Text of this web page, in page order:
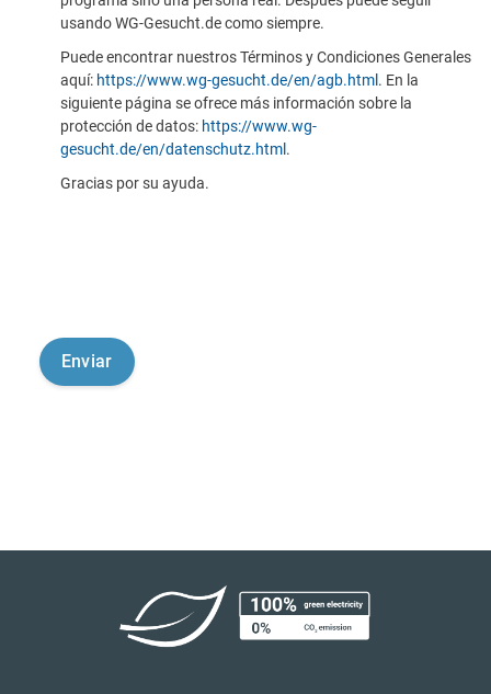
usando WG-Gesucht.de como siempre.
Puede encontrar nuestros Términos y Condiciones Generales
aquí: https://www.wg-gesucht.de/en/agb.html . En la
siguiente página se ofrece más información sobre la
protección de datos: https://www.wg-
gesucht.de/en/datenschutz.html .
Gracias por su ayuda.